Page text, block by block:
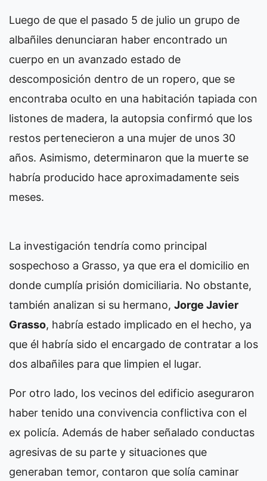
Luego de que el pasado 5 de julio un grupo de
albañiles denunciaran haber encontrado un
cuerpo en un avanzado estado de
descomposición dentro de un ropero, que se
encontraba oculto en una habitación tapiada con
listones de madera, la autopsia confirmó que los
restos pertenecieron a una mujer de unos 30
años. Asimismo, determinaron que la muerte se
habría producido hace aproximadamente seis
meses.
La investigación tendría como principal
sospechoso a Grasso, ya que era el domicilio en
donde cumplía prisión domiciliaria. No obstante,
también analizan si su hermano, Jorge Javier
Grasso, habría estado implicado en el hecho, ya
que él habría sido el encargado de contratar a los
dos albañiles para que limpien el lugar.
Por otro lado, los vecinos del edificio aseguraron
haber tenido una convivencia conflictiva con el
ex policía. Además de haber señalado conductas
agresivas de su parte y situaciones que
generaban temor, contaron que solía caminar